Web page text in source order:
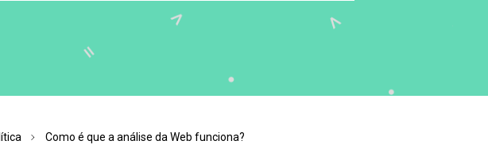
Como é que a análise da Web funciona?